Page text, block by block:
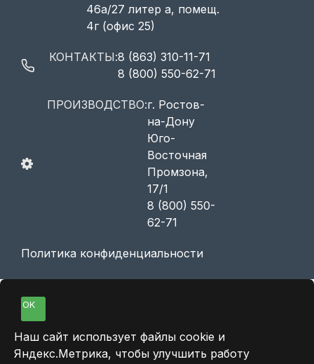
46а/27 литер а, помещ.
4г (офис 25)
КОНТАКТЫ:8 (863) 310-11-71
8 (800) 550-62-71
ПРОИЗВОДСТВО:г. Ростов-
на-Дону
Юго-
Восточная
Промзона,
17/1
8 (800) 550-
62-71
Политика конфиденциальности
OK
Наш сайт использует файлы cookie и
Яндекс.Метрика, чтобы улучшить работу